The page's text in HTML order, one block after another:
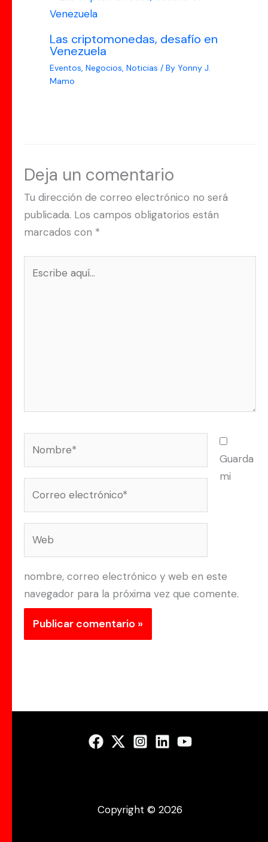
Las criptomonedas, desafío en
Venezuela
Eventos, Negocios, Noticias / By Yonny J.
Mamo
Deja un comentario
Tu dirección de correo electrónico no será
publicada. Los campos obligatorios están
marcados con *
Guarda
mi
nombre, correo electrónico y web en este
navegador para la próxima vez que comente.
Copyright © 2026